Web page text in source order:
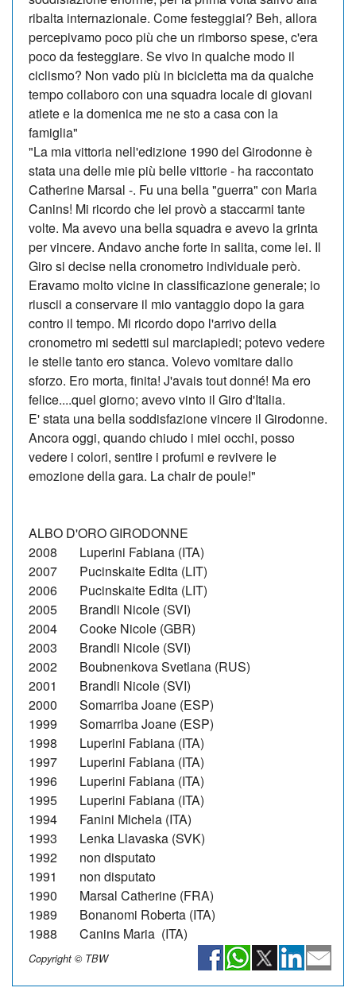
ribalta internazionale. Come festeggiai? Beh, allora
percepivamo poco più che un rimborso spese, c'era
poco da festeggiare. Se vivo in qualche modo il
ciclismo? Non vado più in bicicletta ma da qualche
tempo collaboro con una squadra locale di giovani
atlete e la domenica me ne sto a casa con la
famiglia"
"La mia vittoria nell'edizione 1990 del Girodonne è
stata una delle mie più belle vittorie - ha raccontato
Catherine Marsal -. Fu una bella "guerra" con Maria
Canins! Mi ricordo che lei provò a staccarmi tante
volte. Ma avevo una bella squadra e avevo la grinta
per vincere. Andavo anche forte in salita, come lei. Il
Giro si decise nella cronometro individuale però.
Eravamo molto vicine in classificazione generale; io
riuscii a conservare il mio vantaggio dopo la gara
contro il tempo. Mi ricordo dopo l'arrivo della
cronometro mi sedetti sul marciapiedi; potevo vedere
le stelle tanto ero stanca. Volevo vomitare dallo
sforzo. Ero morta, finita! J'avais tout donné! Ma ero
felice....quel giorno; avevo vinto il Giro d'Italia.
E' stata una bella soddisfazione vincere il Girodonne.
Ancora oggi, quando chiudo i miei occhi, posso
vedere i colori, sentire i profumi e revivere le
emozione della gara. La chair de poule!"
ALBO D'ORO GIRODONNE
2008 Luperini Fabiana (ITA)
2007 Pucinskaite Edita (LIT)
2006 Pucinskaite Edita (LIT)
2005 Brandli Nicole (SVI)
2004 Cooke Nicole (GBR)
2003 Brandli Nicole (SVI)
2002 Boubnenkova Svetlana (RUS)
2001 Brandli Nicole (SVI)
2000 Somarriba Joane (ESP)
1999 Somarriba Joane (ESP)
1998 Luperini Fabiana (ITA)
1997 Luperini Fabiana (ITA)
1996 Luperini Fabiana (ITA)
1995 Luperini Fabiana (ITA)
1994 Fanini Michela (ITA)
1993 Lenka Llavaska (SVK)
1992 non disputato
1991 non disputato
1990 Marsal Catherine (FRA)
1989 Bonanomi Roberta (ITA)
1988 Canins Maria (ITA)
Copyright © TBW